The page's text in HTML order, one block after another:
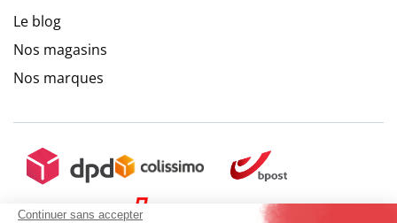
Continuer sans accepter
Le blog
Nos magasins
Nos marques